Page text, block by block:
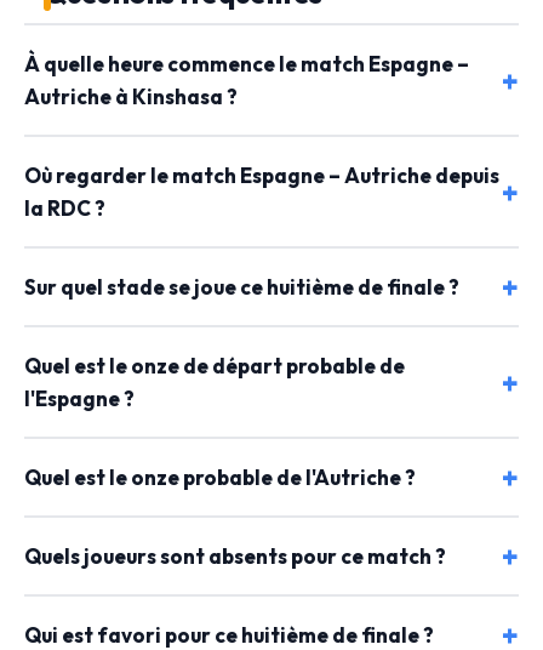
À quelle heure commence le match Espagne –
Autriche à Kinshasa ?
Où regarder le match Espagne – Autriche depuis
la RDC ?
Sur quel stade se joue ce huitième de finale ?
Quel est le onze de départ probable de
l'Espagne ?
Quel est le onze probable de l'Autriche ?
Quels joueurs sont absents pour ce match ?
Qui est favori pour ce huitième de finale ?